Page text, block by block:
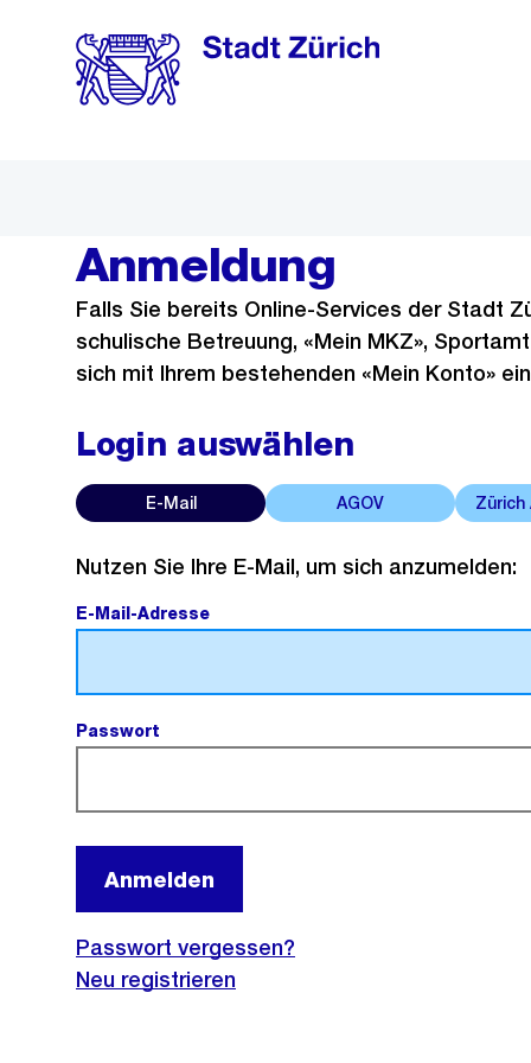
Navigation
Skiplinks
Anmeldung
Falls Sie bereits Online-Services der Stadt
schulische Betreuung, «Mein MKZ»,
sich mit Ihrem bestehenden «Mein Konto»
Login auswählen
E-Mail AGOV Zürich
Mit
E-
Mail
Nutzen Sie Ihre E-Mail, um sich anzumelden:
E-Mail-Adresse
Passwort
Anmelden
Passwort vergessen?
Neu registrieren